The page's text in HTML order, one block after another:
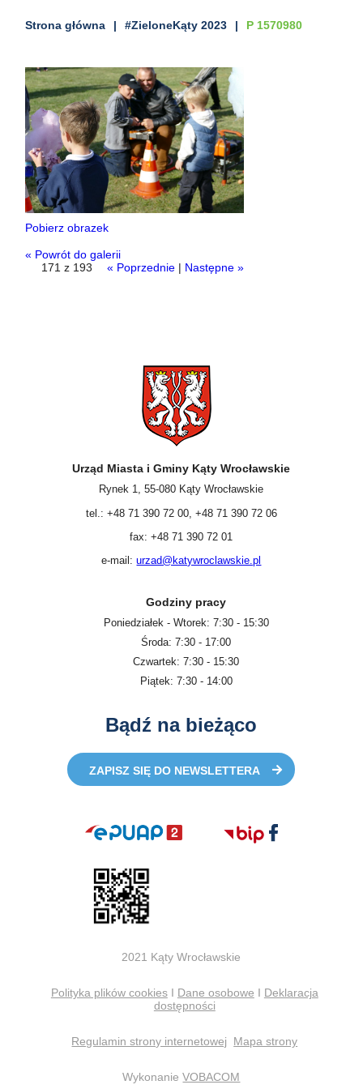
Strona główna #ZieloneKąty 2023 P 1570980
Pobierz obrazek
« Powrót do galerii
171 z 193
« Poprzednie | Następne »
Urząd Miasta i Gminy Kąty Wrocławskie
Rynek 1, 55-080 Kąty Wrocławskie
tel.: +48 71 390 72 00, +48 71 390 72 06
fax: +48 71 390 72 01
e-mail:urzad@katywroclawskie.pl
Godziny pracy
Poniedziałek - Wtorek: 7:30 - 15:30
Środa: 7:30 - 17:00
Czwartek: 7:30 - 15:30
Piątek: 7:30 - 14:00
Bądź na bieżąco
ZAPISZ SIĘ DO NEWSLETTERA
2021 Kąty Wrocławskie
Polityka plików cookiesI Dane osobowe I Deklaracja
dostępności
Regulamin strony internetowej Mapa strony
WykonanieVOBACOM